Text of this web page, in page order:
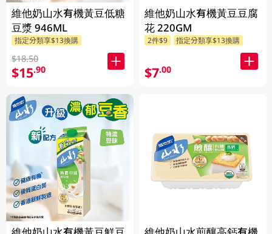
維他奶山水有機黃豆低糖
豆漿 946ML
指定分類享$13換購
$18.50
$15.90
維他奶山水有機黃豆豆腐
花 220GM
2件$9 指定分類享$13換購
$7.00